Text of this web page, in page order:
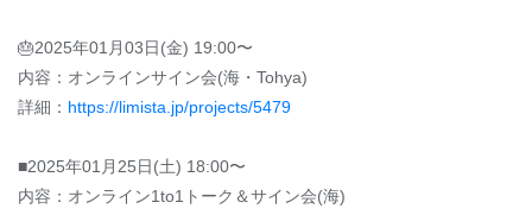
🎂2025年01月03日(金) 19:00〜
内容：オンラインサイン会(海・Tohya)
詳細： https://limista.jp/projects/5479
■2025年01月25日(土) 18:00〜
内容：オンライン1to1トーク＆サイン会(海)